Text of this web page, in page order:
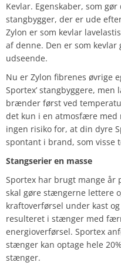
Kevlar. Egenskaber, som
stangbygger, der er ude
Zylon er som kevlar
af denne. Den er som
udseende.
Nu er Zylon fibrenes øvrige
Sportex’ stangbyggere,
brænder først ved
det kun i en atmosfære med
ingen risiko for, at din dyre
spontant i brand, som visse
Stangserier en masse
Sportex har brugt mange år
skal gøre stængerne lettere
kraftoverførsel under kast
resulteret i stænger med
energioverførsel. Sportex
stænger kan optage hele
stænger.